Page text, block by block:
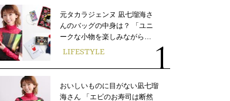
元タカラジェンヌ 凪七瑠海さ
んのバッグの中身は？ 「ユニ
ークな小物を楽しみながら…
LIFESTYLE
おいしいものに目がない凪七瑠
海さん 「エビのお寿司は断然